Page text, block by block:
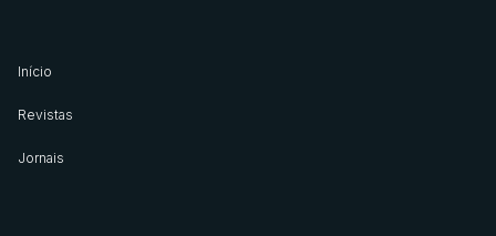
Início
Revistas
Jornais